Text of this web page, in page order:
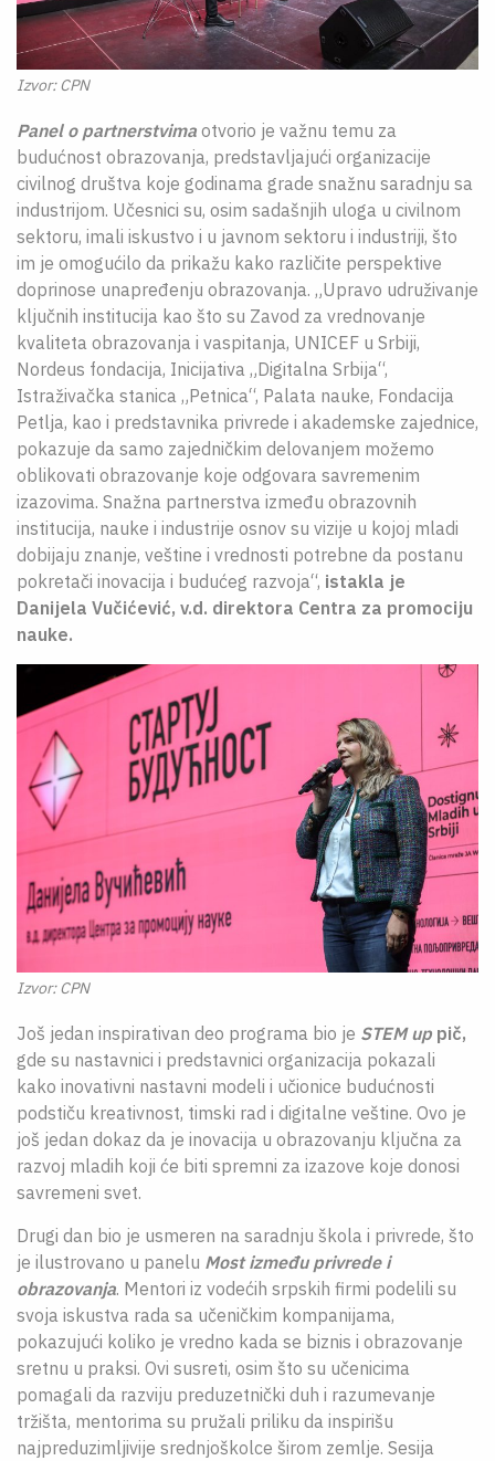
Izvor: CPN
Panel o partnerstvima otvorio je važnu temu za
budućnost obrazovanja, predstavljajući organizacije
civilnog društva koje godinama grade snažnu saradnju sa
industrijom. Učesnici su, osim sadašnjih uloga u civilnom
sektoru, imali iskustvo i u javnom sektoru i industriji, što
im je omogućilo da prikažu kako različite perspektive
doprinose unapređenju obrazovanja. „Upravo udruživanje
ključnih institucija kao što su Zavod za vrednovanje
kvaliteta obrazovanja i vaspitanja, UNICEF u Srbiji,
Nordeus fondacija, Inicijativa „Digitalna Srbija“,
Istraživačka stanica „Petnica“, Palata nauke, Fondacija
Petlja, kao i predstavnika privrede i akademske zajednice,
pokazuje da samo zajedničkim delovanjem možemo
oblikovati obrazovanje koje odgovara savremenim
izazovima. Snažna partnerstva između obrazovnih
institucija, nauke i industrije osnov su vizije u kojoj mladi
dobijaju znanje, veštine i vrednosti potrebne da postanu
pokretači inovacija i budućeg razvoja“, istakla je
Danijela Vučićević, v.d. direktora Centra za promociju
nauke.
Izvor: CPN
Još jedan inspirativan deo programa bio je STEM up pič,
gde su nastavnici i predstavnici organizacija pokazali
kako inovativni nastavni modeli i učionice budućnosti
podstiču kreativnost, timski rad i digitalne veštine. Ovo je
još jedan dokaz da je inovacija u obrazovanju ključna za
razvoj mladih koji će biti spremni za izazove koje donosi
savremeni svet.
Drugi dan bio je usmeren na saradnju škola i privrede, što
je ilustrovano u panelu Most između privrede i
obrazovanja. Mentori iz vodećih srpskih firmi podelili su
svoja iskustva rada sa učeničkim kompanijama,
pokazujući koliko je vredno kada se biznis i obrazovanje
sretnu u praksi. Ovi susreti, osim što su učenicima
pomagali da razviju preduzetnički duh i razumevanje
tržišta, mentorima su pružali priliku da inspirišu
najpreduzimljivije srednjoškolce širom zemlje. Sesija